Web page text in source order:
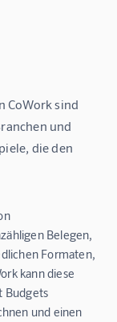
CoWork sind
und
die den
Belegen,
Formaten,
kann diese
Budgets
und einen